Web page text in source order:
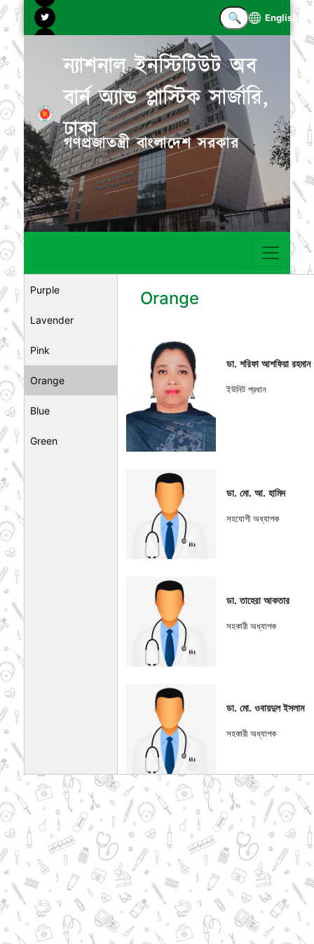
English
ন্যাশনাল ইনস্টিটিউট অব
বার্ন অ্যান্ড প্লাস্টিক সার্জারি,
ঢাকা
গণপ্রজাতন্ত্রী বাংলাদেশ সরকার
Purple
Lavender
Pink
Orange
Blue
Green
Orange
ডা. শরিফা আশফিয়া রহমান
ইউনিট প্রধান
ডা. মো. আ. হামিদ
সহযোগী অধ্যাপক
ডা. তাহেরা আকতার
সহকারী অধ্যাপক
ডা. মো. ওবায়দুল ইসলাম
সহকারী অধ্যাপক